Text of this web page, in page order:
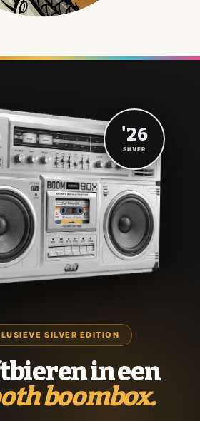
SILVER EDITION
in een
boombox.
'26
SILVER